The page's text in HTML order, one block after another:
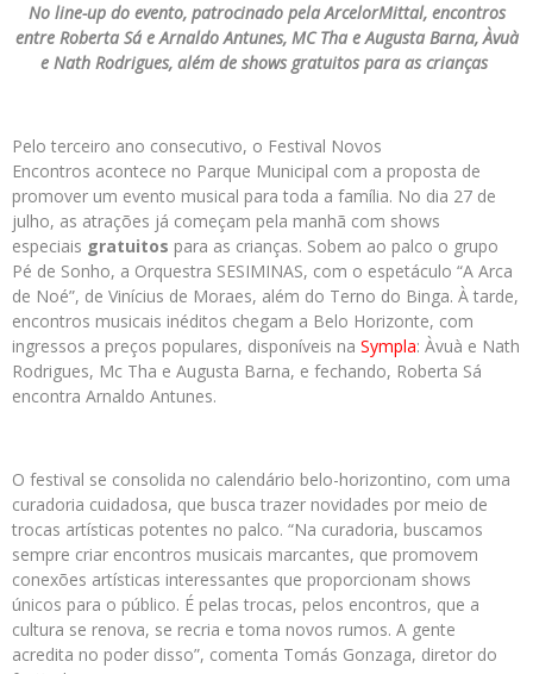
No line-up do evento, patrocinado pela ArcelorMittal, encontros
entre Roberta Sá e Arnaldo Antunes, MC Tha e Augusta Barna, Àvuà
e Nath Rodrigues, além de shows gratuitos para as crianças
Pelo terceiro ano consecutivo, o Festival Novos
Encontros acontece no Parque Municipal com a proposta de
promover um evento musical para toda a família. No dia 27 de
julho, as atrações já começam pela manhã com shows
especiais gratuitos para as crianças. Sobem ao palco o grupo
Pé de Sonho, a Orquestra SESIMINAS, com o espetáculo “A Arca
de Noé”, de Vinícius de Moraes, além do Terno do Binga. À tarde,
encontros musicais inéditos chegam a Belo Horizonte, com
ingressos a preços populares, disponíveis na Sympla: Àvuà e Nath
Rodrigues, Mc Tha e Augusta Barna, e fechando, Roberta Sá
encontra Arnaldo Antunes.
O festival se consolida no calendário belo-horizontino, com uma
curadoria cuidadosa, que busca trazer novidades por meio de
trocas artísticas potentes no palco. “Na curadoria, buscamos
sempre criar encontros musicais marcantes, que promovem
conexões artísticas interessantes que proporcionam shows
únicos para o público. É pelas trocas, pelos encontros, que a
cultura se renova, se recria e toma novos rumos. A gente
acredita no poder disso”, comenta Tomás Gonzaga, diretor do